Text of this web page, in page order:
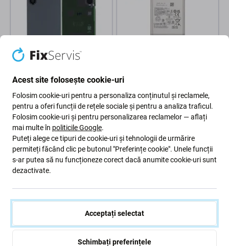
Samsung Galaxy S25 Ultra -
Black) - GH82-36353D Genuine
Service Pack
386 Lei
5000mAh
49 Lei
-70 %
Acest site folosește cookie-uri
Folosim cookie-uri pentru a personaliza conținutul și reclamele,
pentru a oferi funcții de rețele sociale și pentru a analiza traficul.
Folosim cookie-uri și pentru personalizarea reclamelor — aflați
mai multe în politicile Google.
Puteți alege ce tipuri de cookie-uri și tehnologii de urmărire
permiteți făcând clic pe butonul "Preferințe cookie". Unele funcții
s-ar putea să nu funcționeze corect dacă anumite cookie-uri sunt
dezactivate.
Acceptați selectat
Schimbați preferințele